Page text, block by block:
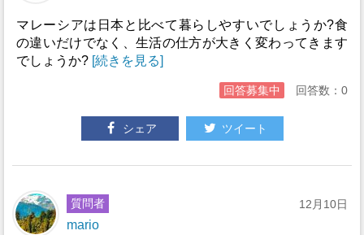
マレーシアは日本と比べて暮らしやすいでしょうか?食
の違いだけでなく、生活の仕方が大きく変わってきます
でしょうか? [続きを見る]
回答募集中 回答数：0
シェア ツイート
質問者
mario
12月10日